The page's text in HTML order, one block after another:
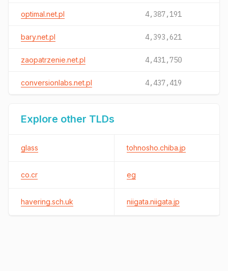
optimal.net.pl 4,387,191
bary.net.pl 4,393,621
zaopatrzenie.net.pl 4,431,750
conversionlabs.net.pl 4,437,419
Explore other TLDs
glass tohnosho.chiba.jp
co.cr eg
havering.sch.uk niigata.niigata.jp